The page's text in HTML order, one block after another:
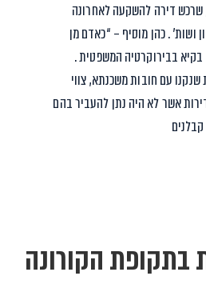
שרכש דירה להשקעה לאחרונה
. כהן מוסיף – “כאדם מן
בקיא בבירוקרטיה המשפטית .
עם חובות משכנתא, צווי
אשר לא היה נתן להעביר בהם
בתקופת הקורונה